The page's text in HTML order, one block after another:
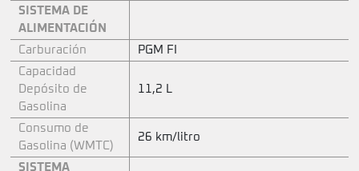
SISTEMA DE
ALIMENTACIÓN
Carburación
PGM FI
Capacidad
Depósito de
Gasolina
11,2 L
Consumo de
Gasolina (WMTC)
26 km/litro
SISTEMA